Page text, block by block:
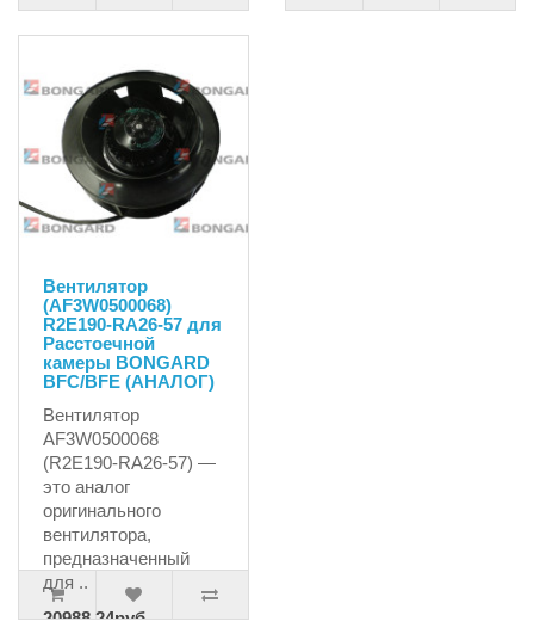
Вентилятор
(AF3W0500068)
R2E190-RA26-57 для
Расстоечной
камеры BONGARD
BFC/BFE (АНАЛОГ)
Вентилятор
AF3W0500068
(R2E190-RA26-57) —
это аналог
оригинального
вентилятора,
предназначенный
для ..
20988.24руб.